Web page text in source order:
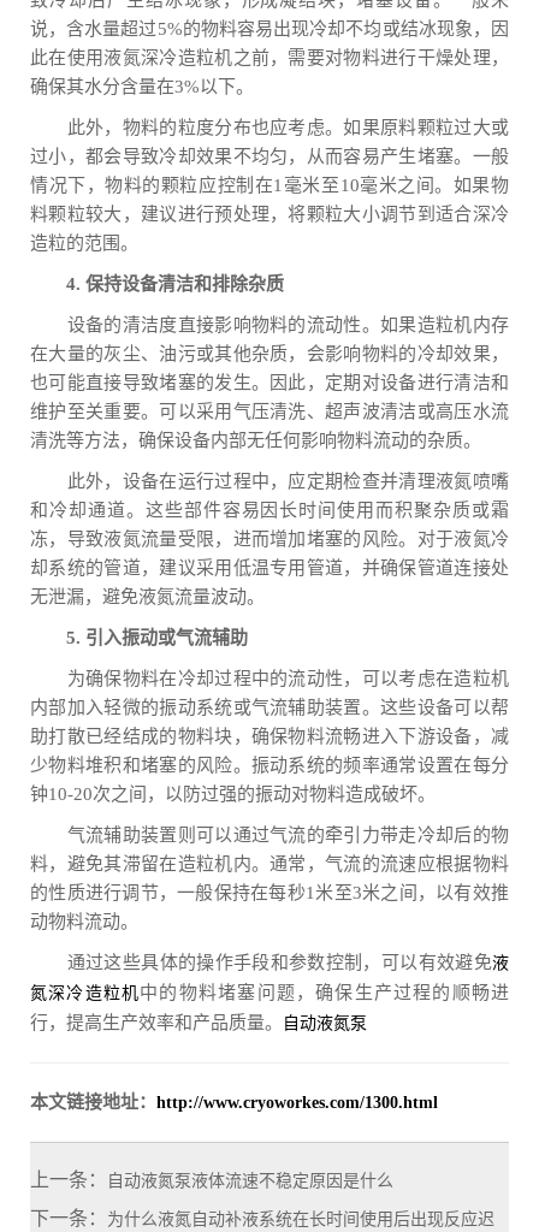
说，含水量超过5%的物料容易出现冷却不均或结冰现象，因
此在使用液氮深冷造粒机之前，需要对物料进行干燥处理，
确保其水分含量在3%以下。
此外，物料的粒度分布也应考虑。如果原料颗粒过大或
过小，都会导致冷却效果不均匀，从而容易产生堵塞。一般
情况下，物料的颗粒应控制在1毫米至10毫米之间。如果物
料颗粒较大，建议进行预处理，将颗粒大小调节到适合深冷
造粒的范围。
4. 保持设备清洁和排除杂质
设备的清洁度直接影响物料的流动性。如果造粒机内存
在大量的灰尘、油污或其他杂质，会影响物料的冷却效果，
也可能直接导致堵塞的发生。因此，定期对设备进行清洁和
维护至关重要。可以采用气压清洗、超声波清洁或高压水流
清洗等方法，确保设备内部无任何影响物料流动的杂质。
此外，设备在运行过程中，应定期检查并清理液氮喷嘴
和冷却通道。这些部件容易因长时间使用而积聚杂质或霜
冻，导致液氮流量受限，进而增加堵塞的风险。对于液氮冷
却系统的管道，建议采用低温专用管道，并确保管道连接处
无泄漏，避免液氮流量波动。
5. 引入振动或气流辅助
为确保物料在冷却过程中的流动性，可以考虑在造粒机
内部加入轻微的振动系统或气流辅助装置。这些设备可以帮
助打散已经结成的物料块，确保物料流畅进入下游设备，减
少物料堆积和堵塞的风险。振动系统的频率通常设置在每分
钟10-20次之间，以防过强的振动对物料造成破坏。
气流辅助装置则可以通过气流的牵引力带走冷却后的物
料，避免其滞留在造粒机内。通常，气流的流速应根据物料
的性质进行调节，一般保持在每秒1米至3米之间，以有效推
动物料流动。
通过这些具体的操作手段和参数控制，可以有效避免液
氮深冷造粒机中的物料堵塞问题，确保生产过程的顺畅进
行，提高生产效率和产品质量。
自动液氮泵
本文链接地址： http://www.cryoworkes.com/1300.html
上一条： 自动液氮泵液体流速不稳定原因是什么
下一条：
为什么液氮自动补液系统在长时间使用后出现反应迟